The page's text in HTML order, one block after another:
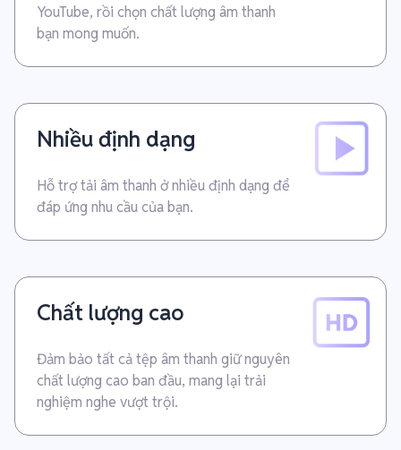
YouTube, rồi chọn chất lượng âm thanh
bạn mong muốn.
Nhiều định dạng
Hỗ trợ tải âm thanh ở nhiều định dạng để
đáp ứng nhu cầu của bạn.
Chất lượng cao
Đảm bảo tất cả tệp âm thanh giữ nguyên
chất lượng cao ban đầu, mang lại trải
nghiệm nghe vượt trội.